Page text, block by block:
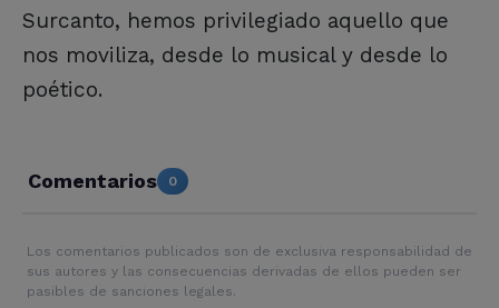
Surcanto, hemos privilegiado aquello que
nos moviliza, desde lo musical y desde lo
poético.
Comentarios 0
Los comentarios publicados son de exclusiva responsabilidad de
sus autores y las consecuencias derivadas de ellos pueden ser
pasibles de sanciones legales.